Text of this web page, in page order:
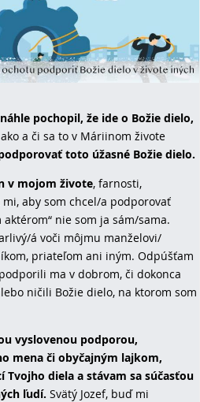
pochopil, že ide o Božie dielo,
a či sa to v Máriinom živote
toto úžasné Božie dielo.
v mojom živote, farnosti,
aby som chcel/a podporovať
nie som ja sám/sama.
á voči môjmu manželovi/
priateľom ani iným. Odpúšťam
ma v dobrom, či dokonca
ničili Božie dielo, na ktorom som
vyslovenou podporou,
mena či obyčajným lajkom,
Tvojho diela a stávam sa súčasťou
ľudí. Svätý Jozef, buď mi